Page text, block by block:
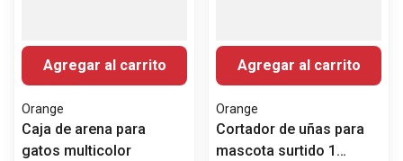
Agregar al carrito
Orange
Caja de arena para
gatos multicolor
Agregar al carrito
Orange
Cortador de uñas para
mascota surtido 1